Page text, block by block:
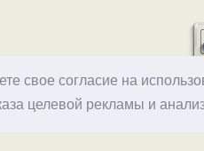
свое согласие на
целевой рекламы и